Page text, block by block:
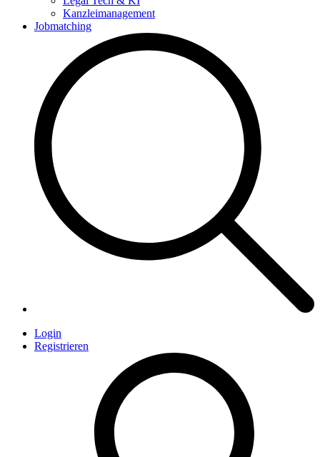
Kanzleimanagement
Jobmatching
Login
Registrieren